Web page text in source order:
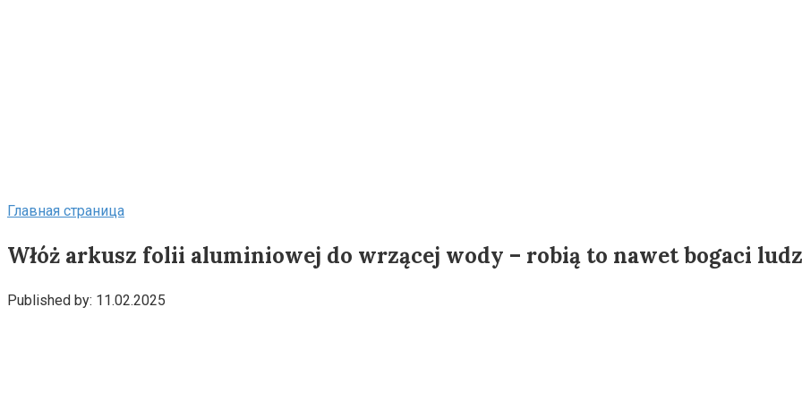
Главная страница
Włóż arkusz folii aluminiowej do wrzącej wody – robią to nawet bogaci
Published by: 11.02.2025